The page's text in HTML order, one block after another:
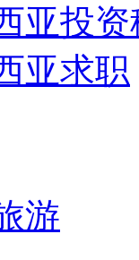
亚投资
亚求职
游